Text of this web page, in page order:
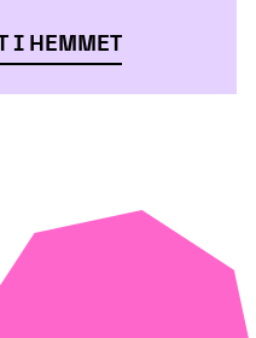
I HEMMET